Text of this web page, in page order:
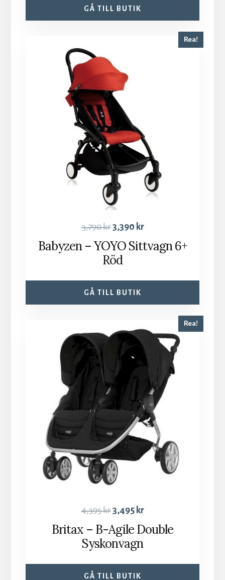
GÅ TILL BUTIK
Rea!
3,790kr3,390 kr
Babyzen – YOYO Sittvagn 6+
Röd
GÅ TILL BUTIK
Rea!
4,395kr3,495 kr
Britax – B-Agile Double
Syskonvagn
GÅ TILL BUTIK